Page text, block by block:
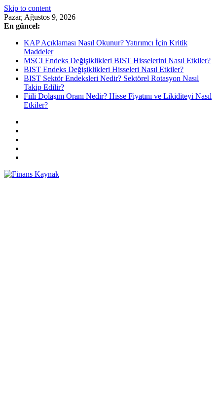
Skip to content
Pazar, Ağustos 9, 2026
En güncel:
KAP Açıklaması Nasıl Okunur? Yatırımcı İçin Kritik
Maddeler
MSCI Endeks Değişiklikleri BIST Hisselerini Nasıl Etkiler?
BIST Endeks Değişiklikleri Hisseleri Nasıl Etkiler?
BIST Sektör Endeksleri Nedir? Sektörel Rotasyon Nasıl
Takip Edilir?
Fiili Dolaşım Oranı Nedir? Hisse Fiyatını ve Likiditeyi Nasıl
Etkiler?